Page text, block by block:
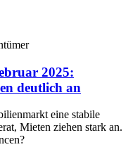
2025:
deutlich an
eine stabile
Mieten ziehen stark an.